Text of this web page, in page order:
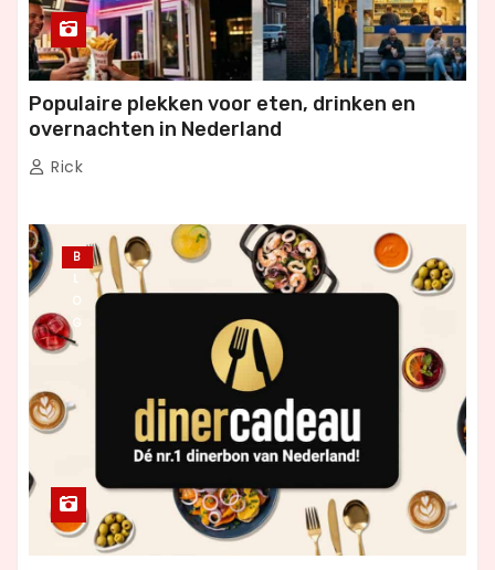
Populaire plekken voor eten, drinken en
overnachten in Nederland
Rick
B
L
O
G